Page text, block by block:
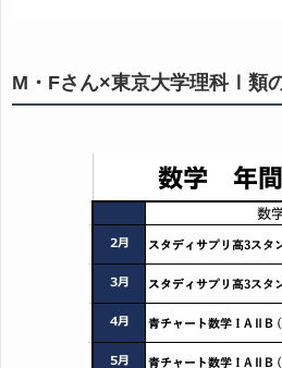
M・Fさん×東京大学理科Ⅰ類